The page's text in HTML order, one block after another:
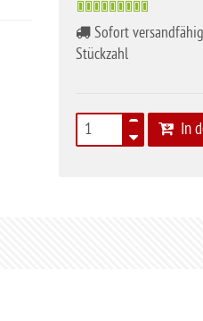
Sofort
Stückzahl
In